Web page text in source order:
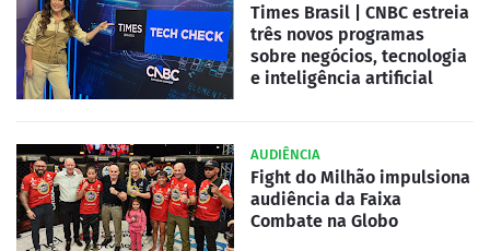
Times Brasil | CNBC estreia
três novos programas
sobre negócios, tecnologia
e inteligência artificial
AUDIÊNCIA
Fight do Milhão impulsiona
audiência da Faixa
Combate na Globo